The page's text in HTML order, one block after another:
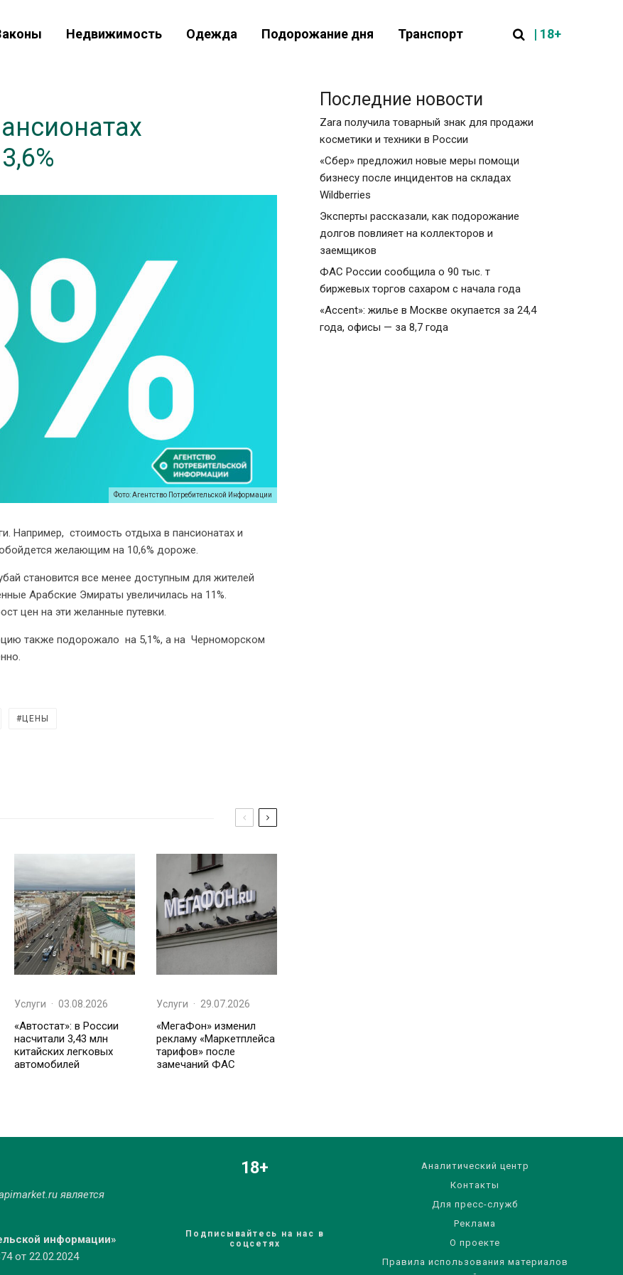
Недвижимость Одежда Подорожание дня Транспорт | 18+
Фото: Агентство Потребительской Информации
Например, стоимость отдыха в пансионатах и
желающим на 10,6% дороже.
становится все менее доступным для жителей
Арабские Эмираты увеличилась на 11%.
цен на эти желанные путевки.
также подорожало на 5,1%, а на Черноморском
ЦЕНЫ
Услуги · 03.08.2026
«Автостат»: в России
насчитали 3,43 млн
китайских легковых
автомобилей
Услуги · 29.07.2026
«МегаФон» изменил
рекламу «Маркетплейса
тарифов» после
замечаний ФАС
Последние новости
Zara получила товарный знак для продажи
косметики и техники в России
«Сбер» предложил новые меры помощи
бизнесу после инцидентов на складах
Wildberries
Эксперты рассказали, как подорожание
долгов повлияет на коллекторов и
заемщиков
ФАС России сообщила о 90 тыс. т
биржевых торгов сахаром с начала года
«Accent»: жилье в Москве окупается за 24,4
года, офисы — за 8,7 года
является
информации»
от 22.02.2024
18+
Подписывайтесь на нас в
соцсетях
Аналитический центр
Контакты
Для пресс-служб
Реклама
О проекте
Правила использования материалов